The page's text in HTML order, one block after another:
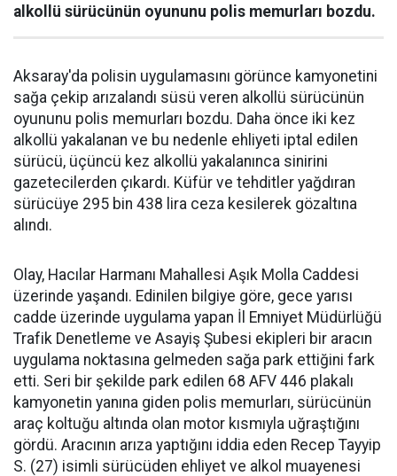
alkollü sürücünün oyununu polis memurları bozdu.
Aksaray'da polisin uygulamasını görünce kamyonetini
sağa çekip arızalandı süsü veren alkollü sürücünün
oyununu polis memurları bozdu. Daha önce iki kez
alkollü yakalanan ve bu nedenle ehliyeti iptal edilen
sürücü, üçüncü kez alkollü yakalanınca sinirini
gazetecilerden çıkardı. Küfür ve tehditler yağdıran
sürücüye 295 bin 438 lira ceza kesilerek gözaltına
alındı.
Olay, Hacılar Harmanı Mahallesi Aşık Molla Caddesi
üzerinde yaşandı. Edinilen bilgiye göre, gece yarısı
cadde üzerinde uygulama yapan İl Emniyet Müdürlüğü
Trafik Denetleme ve Asayiş Şubesi ekipleri bir aracın
uygulama noktasına gelmeden sağa park ettiğini fark
etti. Seri bir şekilde park edilen 68 AFV 446 plakalı
kamyonetin yanına giden polis memurları, sürücünün
araç koltuğu altında olan motor kısmıyla uğraştığını
gördü. Aracının arıza yaptığını iddia eden Recep Tayyip
S. (27) isimli sürücüden ehliyet ve alkol muayenesi